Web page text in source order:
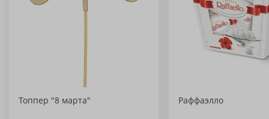
Топпер "8 марта" Раффаэлло